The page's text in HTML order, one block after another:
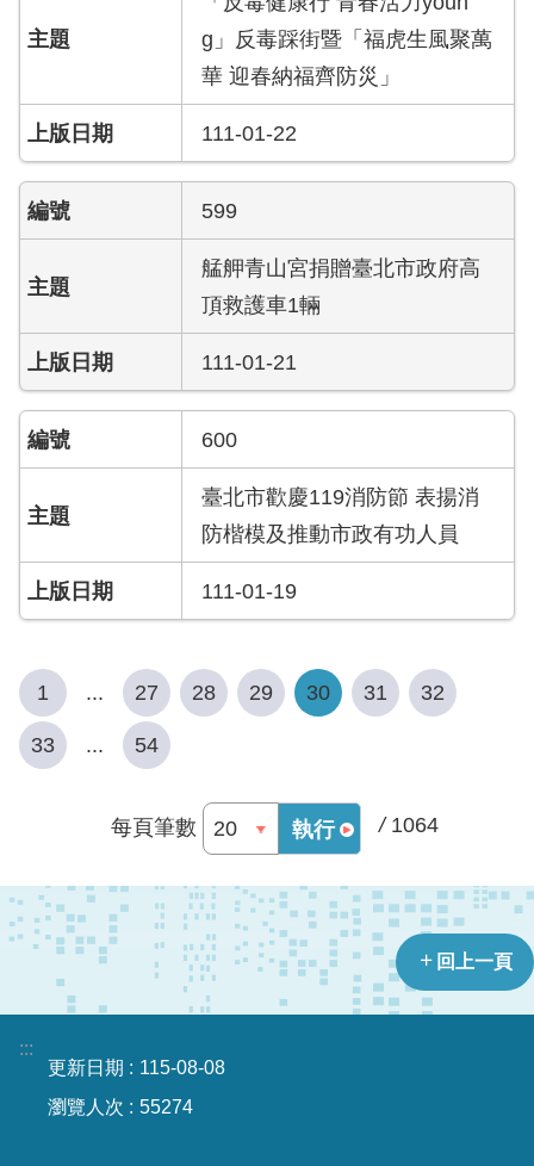
私
資
訊
安
全
政
策
府
網
資
料
開
宣
告
版
權
告
g」反毒踩街暨「福虎生風聚萬
華 迎春納福齊防災」
111-01-22
599
艋舺青山宮捐贈臺北市政府高
頂救護車1輛
111-01-21
600
臺北市歡慶119消防節 表揚消
防楷模及推動市政有功人員
111-01-19
1 ... 27 28 29 30 31 32
33 ... 54
每頁筆數 執行 / 1064
回上一頁
:::
更新日期
115-08-08
瀏覽人次
55274